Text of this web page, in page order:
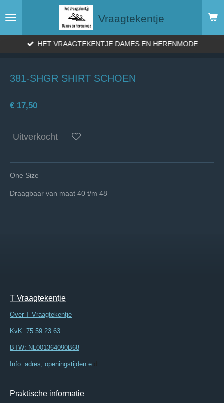
direct
Vraagtekentje
HET VRAAGTEKENTJE DAMES EN HERENMODE
381-SHGR SHIRT SCHOEN
€ 17,50
Uitverkocht
One Size
Draagbaar van maat 40 t/m 48
T Vraagtekentje
Over T Vraagtekentje
KvK: 75.59.23.63
BTW: NL001364090B68
Info: adres, openingstijden e.
Praktische informatie